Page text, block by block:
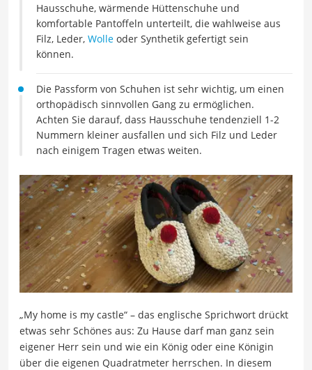
Hausschuhe, wärmende Hüttenschuhe und
komfortable Pantoffeln unterteilt, die wahlweise aus
Filz, Leder, Wolle oder Synthetik gefertigt sein
können.
Die Passform von Schuhen ist sehr wichtig, um einen
orthopädisch sinnvollen Gang zu ermöglichen.
Achten Sie darauf, dass Hausschuhe tendenziell 1-2
Nummern kleiner ausfallen und sich Filz und Leder
nach einigem Tragen etwas weiten.
„My home is my castle“ – das englische Sprichwort drückt
etwas sehr Schönes aus: Zu Hause darf man ganz sein
eigener Herr sein und wie ein König oder eine Königin
über die eigenen Quadratmeter herrschen. In diesem